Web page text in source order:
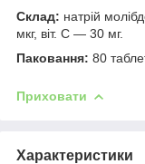
Склад: натрій
мкг, віт. С — 30 мг.
Паковання: 80
Приховати
Характеристики